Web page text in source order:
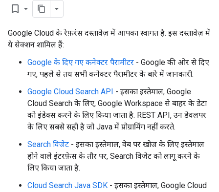
bookmark_border
Google Cloud के रेफ़रंस दस्तावेज़ में आपका स्वागत है. इस दस्तावेज़ में
ये सेक्शन शामिल हैं:
Google के दिए गए कनेक्टर पैरामीटर - Google की ओर से दिए
गए, पहले से तय सभी कनेक्टर पैरामीटर के बारे में जानकारी.
Google Cloud Search API - इसका इस्तेमाल, Google
Cloud Search के लिए, Google Workspace से बाहर के डेटा
को इंडेक्स करने के लिए किया जाता है. REST API, उन डेवलपर
के लिए सबसे सही है जो Java में प्रोग्रामिंग नहीं करते.
Search विजेट - इसका इस्तेमाल, वेब पर खोज के लिए इस्तेमाल
होने वाले इंटरफ़ेस के तौर पर, Search विजेट को लागू करने के
लिए किया जाता है.
Cloud Search Java SDK - इसका इस्तेमाल, Google Cloud